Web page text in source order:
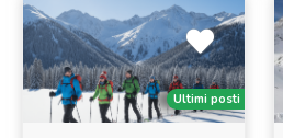
Ultimi posti